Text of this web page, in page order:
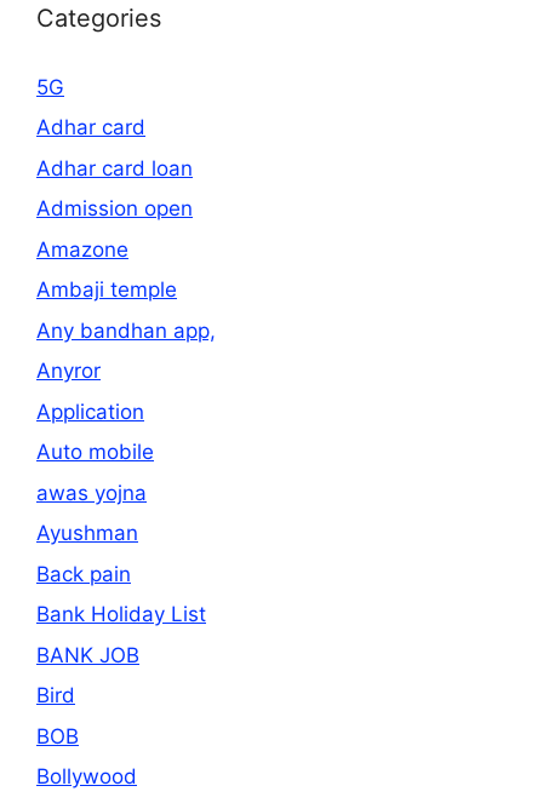
Categories
5G
Adhar card
Adhar card loan
Admission open
Amazone
Ambaji temple
Any bandhan app,
Anyror
Application
Auto mobile
awas yojna
Ayushman
Back pain
Bank Holiday List
BANK JOB
Bird
BOB
Bollywood